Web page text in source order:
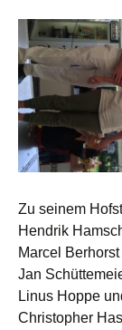
Zu seinem
Hendrik
Marcel
Jan
Linus Hoppe
Christopher